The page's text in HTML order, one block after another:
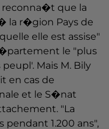
que la
la r�gion Pays de
elle est assise"
le "plus
Mais M. Bily
en cas de
et le S�nat
"La
1.200 ans",